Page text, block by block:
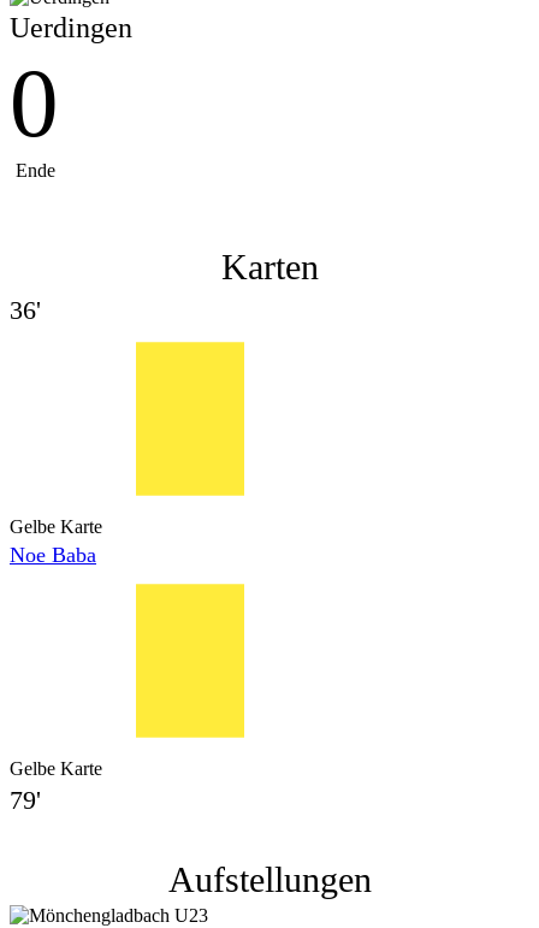
Uerdingen
0
Ende
Karten
36'
Gelbe Karte
Noe Baba
Gelbe Karte
79'
Aufstellungen